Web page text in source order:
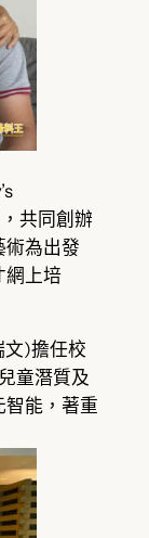
共同創辦
術為出發
網上培
文)擔任校
童潛質及
智能，著重